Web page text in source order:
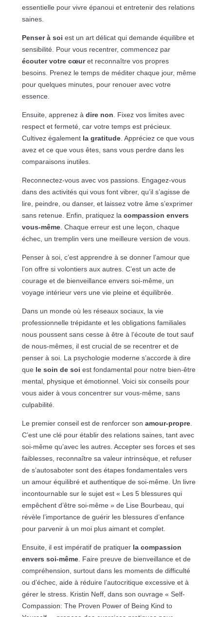
essentielle pour vivre épanoui et entretenir des relations
saines.
Penser à soi est un art délicat qui demande équilibre et
sensibilité. Pour vous recentrer, commencez par
écouter votre cœuret reconnaître vos propres
besoins. Prenez le temps de méditer chaque jour, même
pour quelques minutes, pour renouer avec votre
essence.
Ensuite, apprenez à dire non . Fixez vos limites avec
respect et fermeté, car votre temps est précieux.
Cultivez également la gratitude. Appréciez ce que vous
avez et ce que vous êtes, sans vous perdre dans les
comparaisons inutiles.
Reconnectez-vous avec vos passions. Engagez-vous
dans des activités qui vous font vibrer, qu’il s’agisse de
lire, peindre, ou danser, et laissez votre âme s’exprimer
sans retenue. Enfin, pratiquez la compassion envers
vous-même. Chaque erreur est une leçon, chaque
échec, un tremplin vers une meilleure version de vous.
Penser à soi, c’est apprendre à se donner l’amour que
l’on offre si volontiers aux autres. C’est un acte de
courage et de bienveillance envers soi-même, un
voyage intérieur vers une vie pleine et équilibrée.
Dans un monde où les réseaux sociaux, la vie
professionnelle trépidante et les obligations familiales
nous poussent sans cesse à être à l’écoute de tout sauf
de nous-mêmes, il est crucial de se recentrer et de
penser à soi. La psychologie moderne s’accorde à dire
que le soin de soi est fondamental pour notre bien-être
mental, physique et émotionnel. Voici six conseils pour
vous aider à vous concentrer sur vous-même, sans
culpabilité.
Le premier conseil est de renforcer son amour-propre.
C’est une clé pour établir des relations saines, tant avec
soi-même qu’avec les autres. Accepter ses forces et ses
faiblesses, reconnaître sa valeur intrinsèque, et refuser
de s’autosaboter sont des étapes fondamentales vers
un amour équilibré et authentique de soi-même. Un livre
incontournable sur le sujet est « Les 5 blessures qui
empêchent d’être soi-même » de Lise Bourbeau, qui
révèle l’importance de guérir les blessures d’enfance
pour parvenir à un moi plus aimant et complet.
Ensuite, il est impératif de pratiquer la compassion
envers soi-même. Faire preuve de bienveillance et de
compréhension, surtout dans les moments de difficulté
ou d’échec, aide à réduire l’autocritique excessive et à
gérer le stress. Kristin Neff, dans son ouvrage « Self-
Compassion: The Proven Power of Being Kind to